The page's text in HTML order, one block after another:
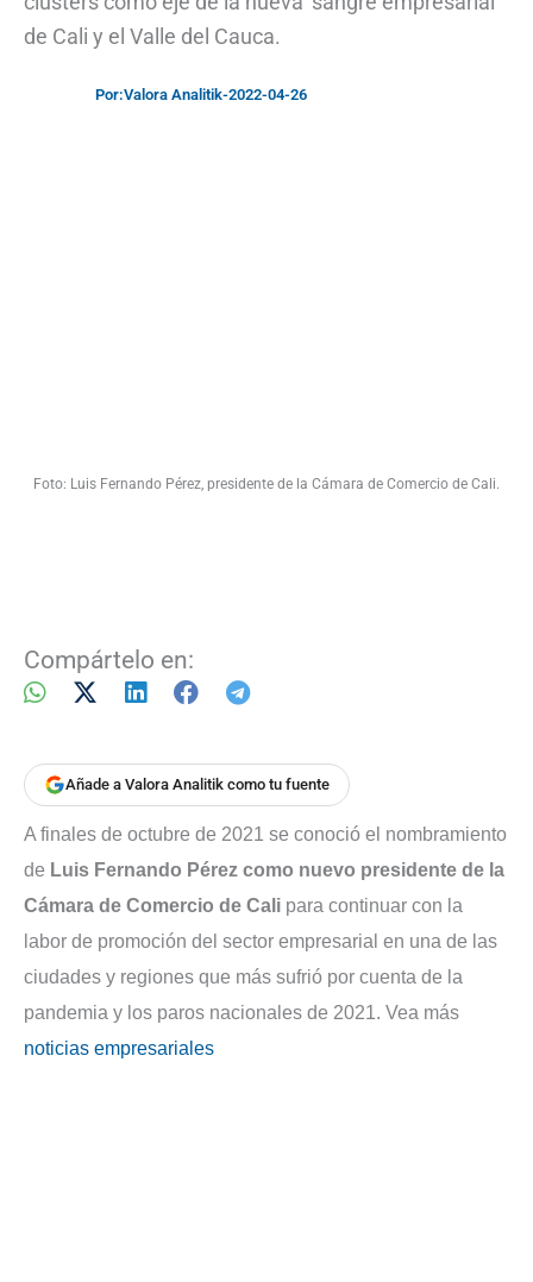
de Cali y el Valle del Cauca.
Por:Valora Analitik-2022-04-26
Foto: Luis Fernando Pérez, presidente de la Cámara de Comercio de Cali.
Compártelo en:
Añade a Valora Analitik como tu fuente
A finales de octubre de 2021 se conoció el nombramiento
de Luis Fernando Pérez como nuevo presidente de la
Cámara de Comercio de Cali para continuar con la
labor de promoción del sector empresarial en una de las
ciudades y regiones que más sufrió por cuenta de la
pandemia y los paros nacionales de 2021. Vea más
noticias empresariales